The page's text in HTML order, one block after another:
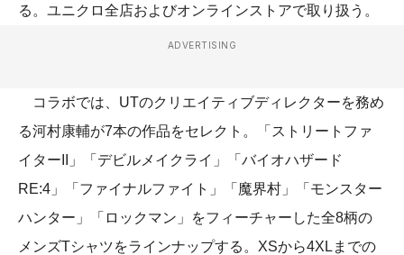
る。ユニクロ全店およびオンラインストアで取り扱う。
ADVERTISING
コラボでは、UTのクリエイティブディレクターを務め
る河村康輔が7本の作品をセレクト。「ストリートファ
イターII」「デビルメイクライ」「バイオハザード
RE:4」「ファイナルファイト」「魔界村」「モンスター
ハンター」「ロックマン」をフィーチャーした全8柄の
メンズTシャツをラインナップする。XSから4XLまでの